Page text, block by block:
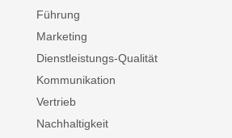
Führung
Marketing
Dienstleistungs-Qualität
Kommunikation
Vertrieb
Nachhaltigkeit